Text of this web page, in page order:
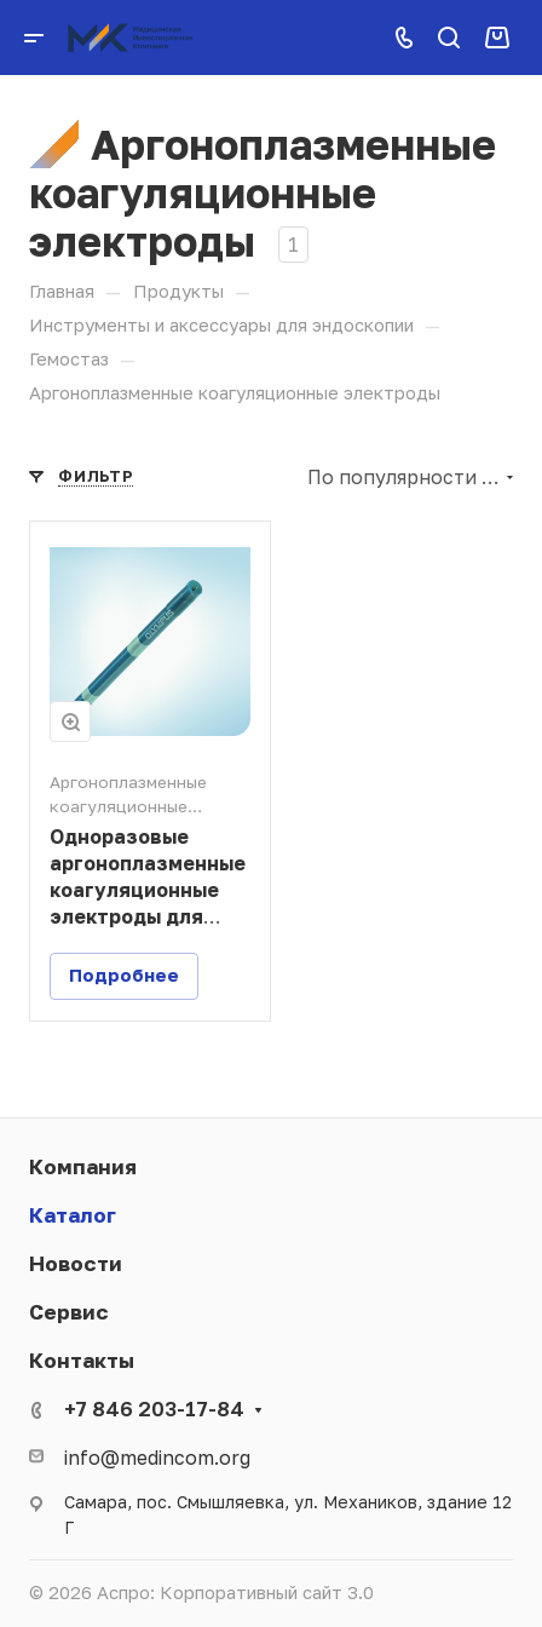
Аргоноплазменные
коагуляционные
электроды
1
Главная — Продукты —
Инструменты и аксессуары для эндоскопии —
Гемостаз —
Аргоноплазменные коагуляционные электроды
ФИЛЬТР По популярности (убывание)
Аргоноплазменные
коагуляционные
электроды
Одноразовые
аргоноплазменные
коагуляционные
электроды для
APU-300
Подробнее
Компания
Каталог
Новости
Сервис
Контакты
+7 846 203-17-84
info@medincom.org
Самара, пос. Смышляевка, ул. Механиков, здание 12
Г
© 2026 Аспро: Корпоративный сайт 3.0